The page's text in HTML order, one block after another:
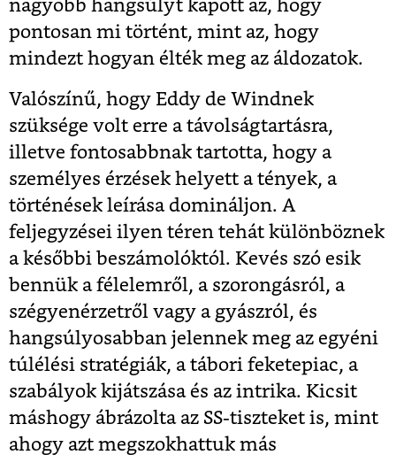
nagyobb hangsúlyt kapott az, hogy
pontosan mi történt, mint az, hogy
mindezt hogyan élték meg az áldozatok.
Valószínű, hogy Eddy de Windnek
szüksége volt erre a távolságtartásra,
illetve fontosabbnak tartotta, hogy a
személyes érzések helyett a tények, a
történések leírása domináljon. A
feljegyzései ilyen téren tehát különböznek
a későbbi beszámolóktól. Kevés szó esik
bennük a félelemről, a szorongásról, a
szégyenérzetről vagy a gyászról, és
hangsúlyosabban jelennek meg az egyéni
túlélési stratégiák, a tábori feketepiac, a
szabályok kijátszása és az intrika. Kicsit
máshogy ábrázolta az SS-tiszteket is, mint
ahogy azt megszokhattuk más